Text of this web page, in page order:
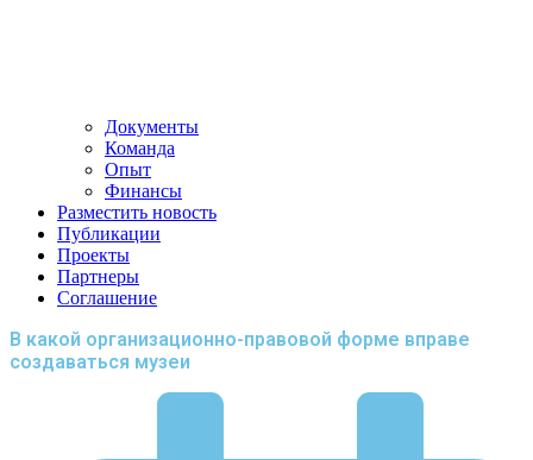
Документы
Команда
Опыт
Финансы
Разместить новость
Публикации
Проекты
Партнеры
Соглашение
В какой организационно-правовой форме вправе
создаваться музеи